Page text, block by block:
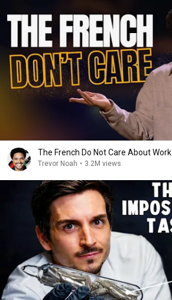
The French Do Not Care About Work
Trevor Noah • 3.2M views